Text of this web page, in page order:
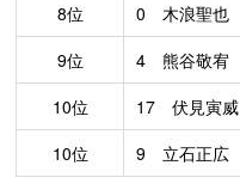
8位
0 木浪聖也
9位
4 熊谷敬宥
10位
17 伏見寅威
10位
9 立石正広